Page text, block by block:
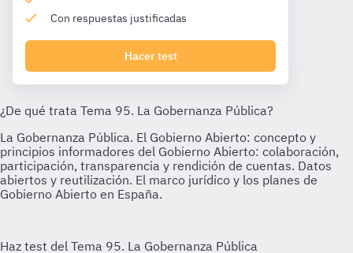
Con respuestas justificadas
Hacer test